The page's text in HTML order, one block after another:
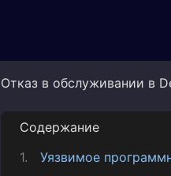
Отказ в обслуживании в
Содержание
Уязвимое